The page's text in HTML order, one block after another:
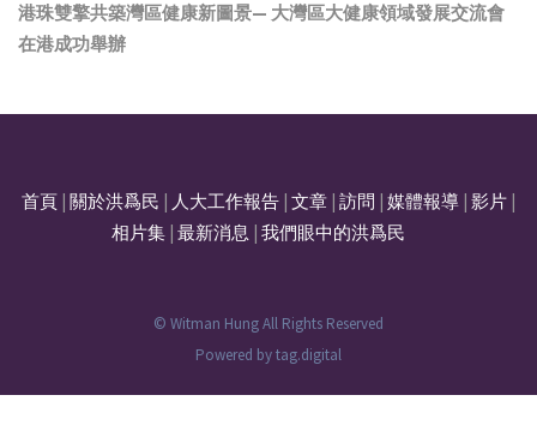
港珠雙擎共築灣區健康新圖景— 大灣區大健康領域發展交流會
在港成功舉辦
首頁 關於洪爲民 人大工作報告 文章 訪問 媒體報導 影片
相片集| 最新消息 我們眼中的洪爲民
© Witman Hung All Rights Reserved
Powered bytag.digital